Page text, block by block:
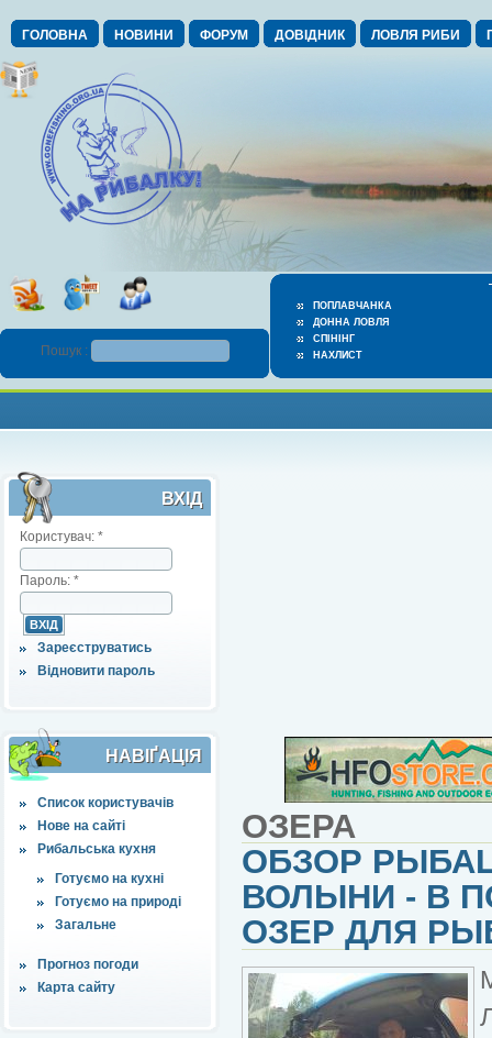
ГОЛОВНА НОВИНИ ФОРУМ ДОВІДНИК ЛОВЛЯ РИБИ
ПОПЛАВЧАНКА
ДОННА ЛОВЛЯ
СПІНІНГ
НАХЛИСТ
Пошук :
ВХІД
Користувач: *
Пароль: *
Зареєструватись
Відновити пароль
НАВІҐАЦІЯ
Список користувачів
Нове на сайті
Рибальська кухня
Готуємо на кухні
Готуємо на природі
Загальне
Прогноз погоди
Карта сайту
ОЗЕРА
ОБЗОР
ВОЛЫНИ - В
ОЗЕР ДЛЯ